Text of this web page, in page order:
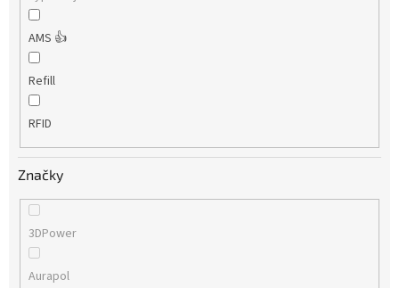
AMS 👍
Refill
RFID
Značky
3DPower
Aurapol